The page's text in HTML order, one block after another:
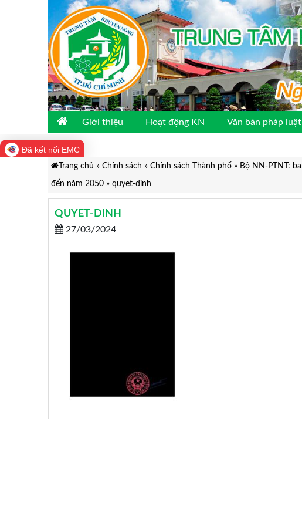
Giới thiệu Hoạt động KN Văn bản pháp luật
Đã kết nối EMC
Trang chủ » Chính sách » Chính sách Thành phố» Bộ NN-PTNT:
đến năm 2050» quyet-dinh
QUYET-DINH
27/03/2024